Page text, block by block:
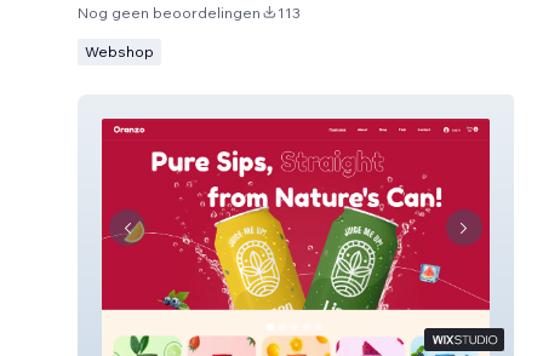
Nog geen beoordelingen 113
Webshop